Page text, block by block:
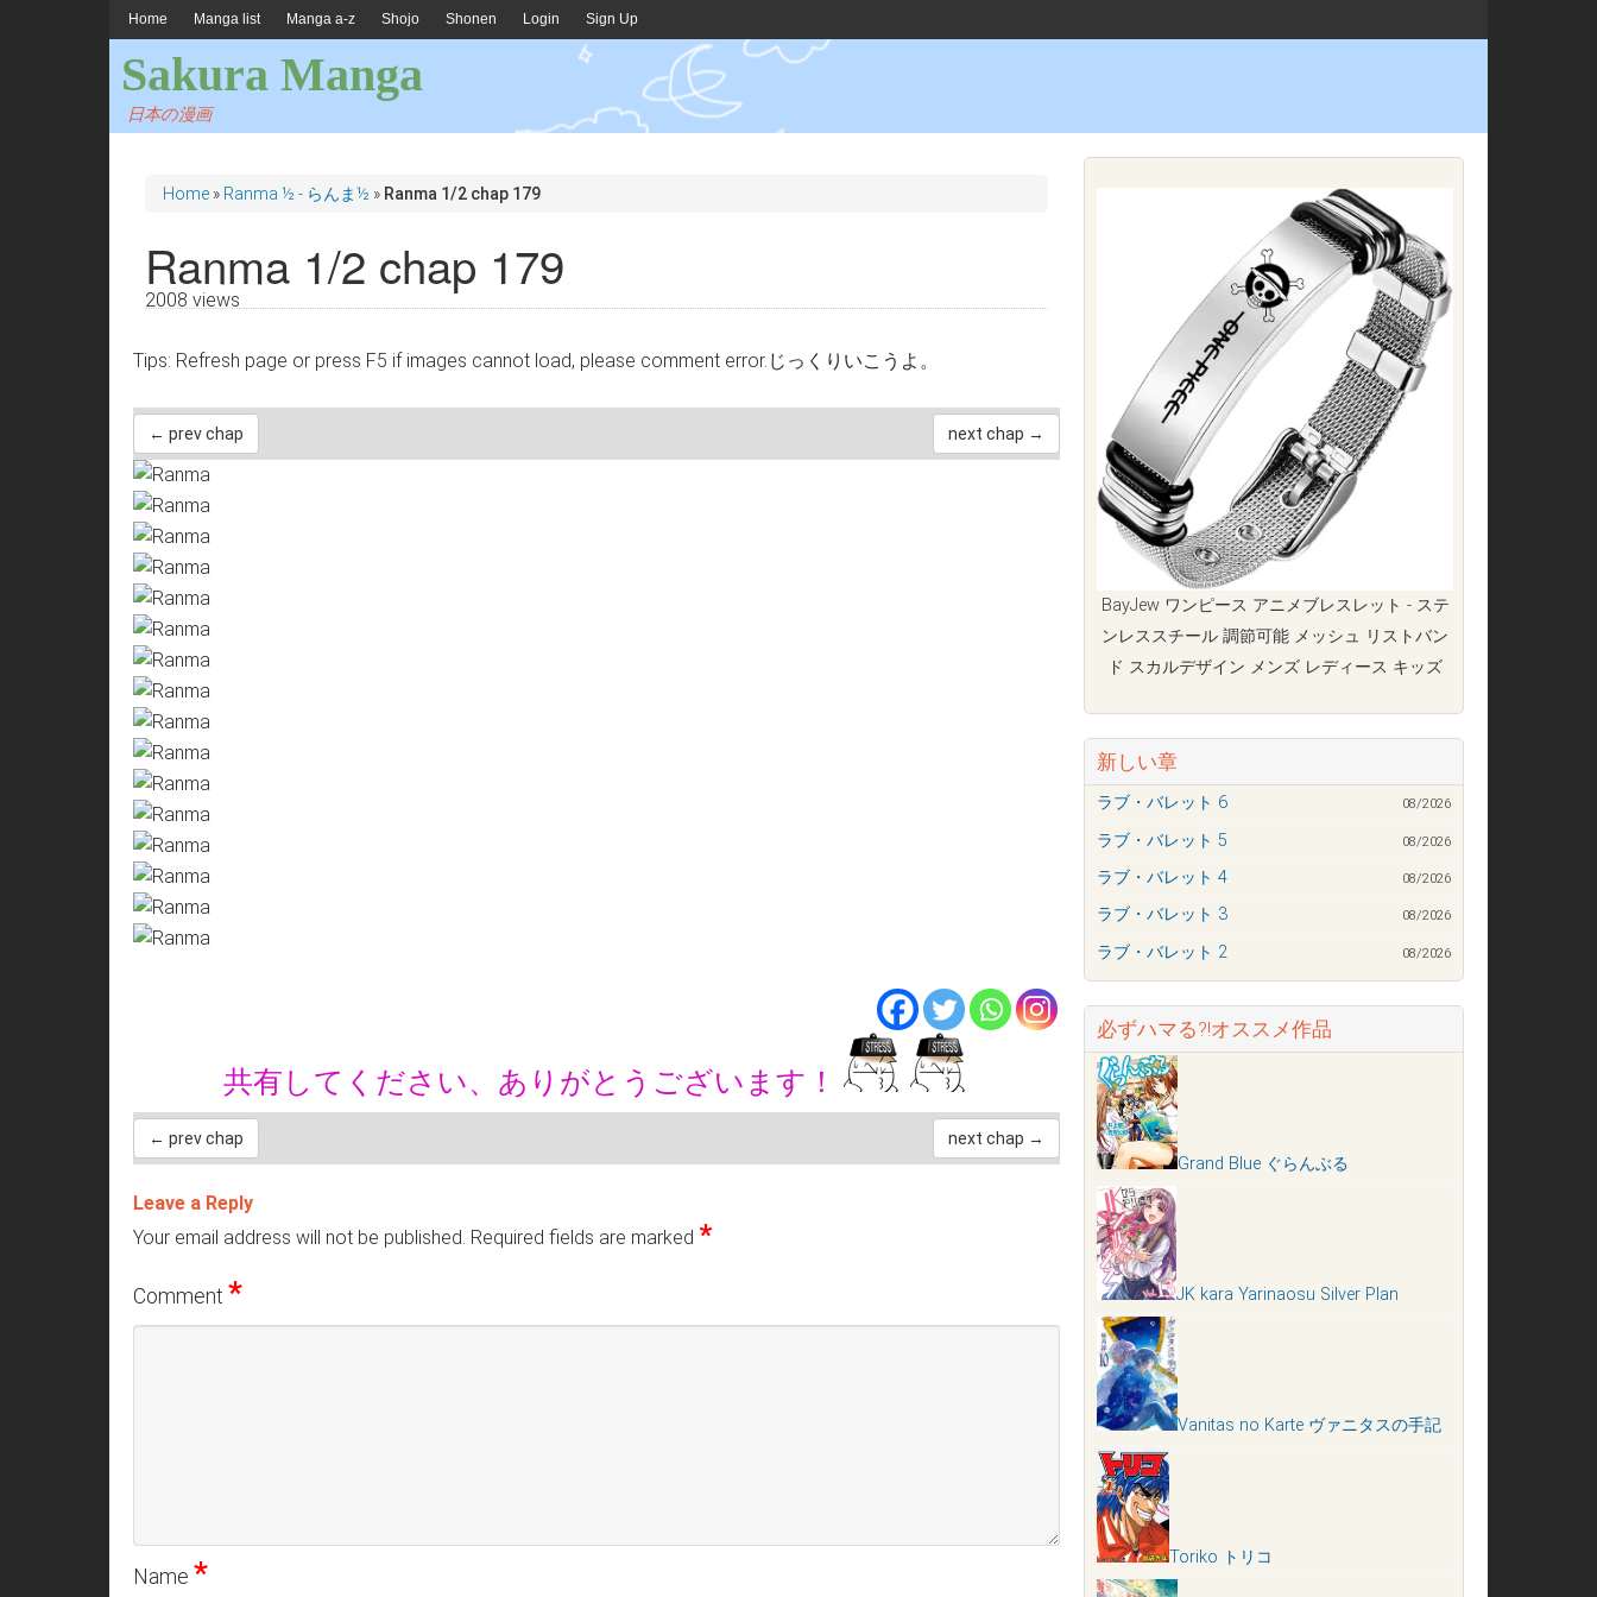
Home Manga list Manga a-z Shojo Shonen Login Sign Up
Sakura Manga
日本の漫画
Home » Ranma ½ - らんま½ » Ranma 1/2 chap 179
Ranma 1/2 chap 179
2008 views
Tips: Refresh page or press F5 if images cannot load, please comment error.じっくりいこうよ。
← prev chap next chap →
共有してください、ありがとうございます！
← prev chap next chap →
Leave a Reply
Your email address will not be published. Required fields are marked *
Comment *
Name *
BayJew ワンピース アニメブレスレット - ステ
ンレススチール 調節可能 メッシュ リストバン
ド スカルデザイン メンズ レディース キッズ
新しい章
ラブ・バレット 6 08/2026
ラブ・バレット 5 08/2026
ラブ・バレット 4 08/2026
ラブ・バレット 3 08/2026
ラブ・バレット 2 08/2026
必ずハマる?!オススメ作品
Grand Blue ぐらんぶる
JK kara Yarinaosu Silver Plan
Vanitas no Karte ヴァニタスの手記
Toriko トリコ